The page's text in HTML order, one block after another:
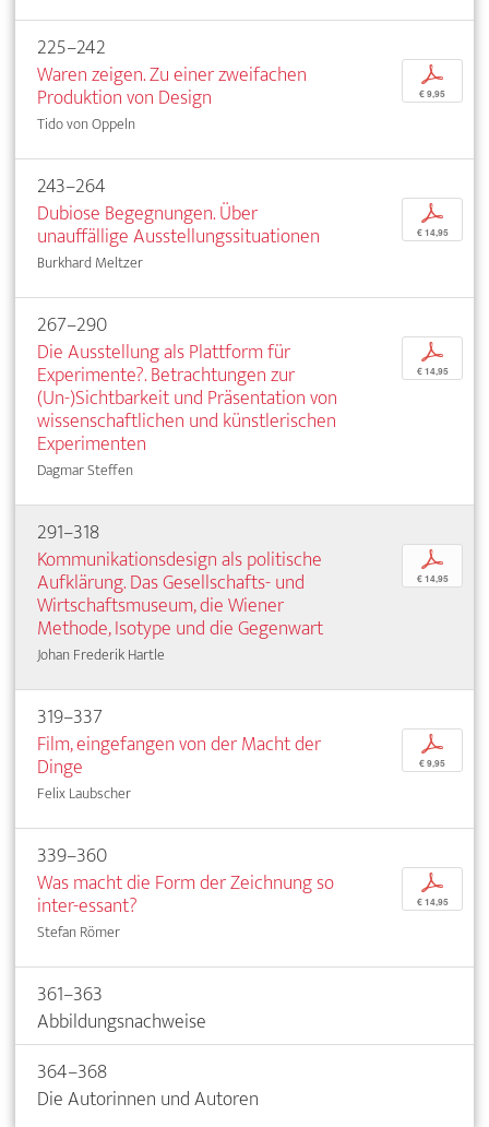
225–242
Waren zeigen. Zu einer zweifachen
Produktion von Design
Tido von Oppeln
p
€ 9,95
243–264
Dubiose Begegnungen. Über
unauffällige Ausstellungssituationen
Burkhard Meltzer
p
€ 14,95
267–290
Die Ausstellung als Plattform für
Experimente?. Betrachtungen zur
(Un-)Sichtbarkeit und Präsentation von
wissenschaftlichen und künstlerischen
Experimenten
Dagmar Steffen
p
€ 14,95
291–318
Kommunikationsdesign als politische
Aufklärung. Das Gesellschafts- und
Wirtschaftsmuseum, die Wiener
Methode, Isotype und die Gegenwart
Johan Frederik Hartle
p
€ 14,95
319–337
Film, eingefangen von der Macht der
Dinge
Felix Laubscher
p
€ 9,95
339–360
Was macht die Form der Zeichnung so
inter-essant?
Stefan Römer
p
€ 14,95
361–363
Abbildungsnachweise
364–368
Die Autorinnen und Autoren